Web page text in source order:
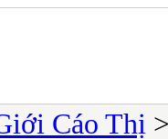
Cáo Thị